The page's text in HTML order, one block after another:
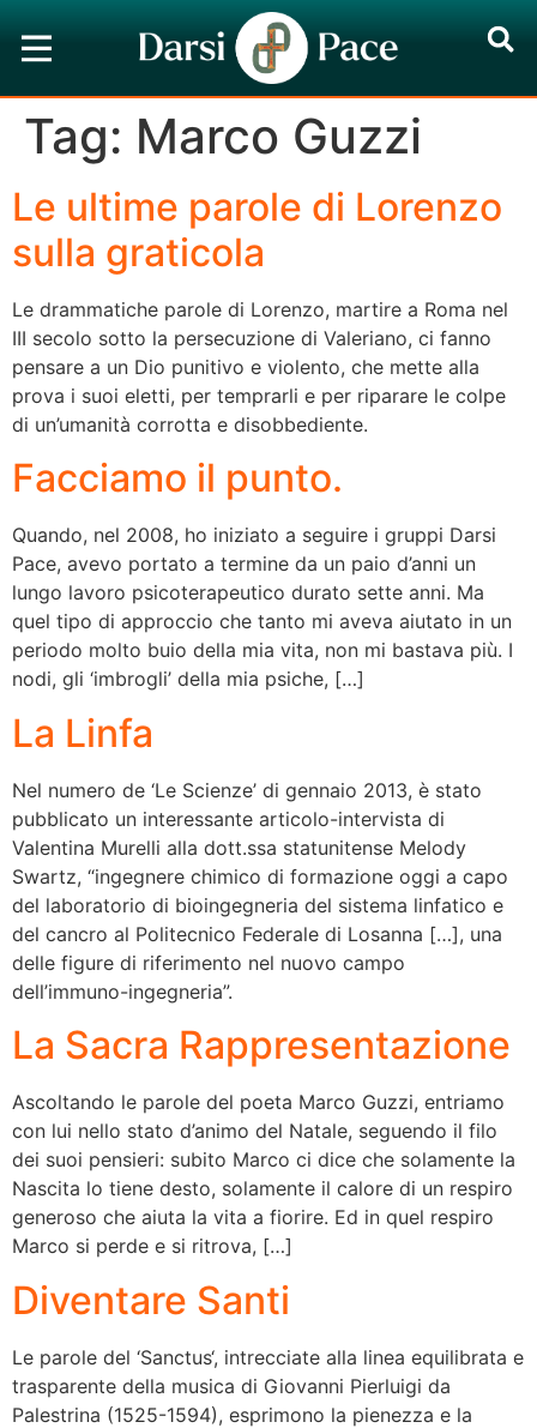
Tag: Marco Guzzi
Le ultime parole di Lorenzo
sulla graticola
Le drammatiche parole di Lorenzo, martire a Roma nel
III secolo sotto la persecuzione di Valeriano, ci fanno
pensare a un Dio punitivo e violento, che mette alla
prova i suoi eletti, per temprarli e per riparare le colpe
di un’umanità corrotta e disobbediente.
Facciamo il punto.
Quando, nel 2008, ho iniziato a seguire i gruppi Darsi
Pace, avevo portato a termine da un paio d’anni un
lungo lavoro psicoterapeutico durato sette anni. Ma
quel tipo di approccio che tanto mi aveva aiutato in un
periodo molto buio della mia vita, non mi bastava più. I
nodi, gli ‘imbrogli’ della mia psiche, […]
La Linfa
Nel numero de ‘Le Scienze’ di gennaio 2013, è stato
pubblicato un interessante articolo-intervista di
Valentina Murelli alla dott.ssa statunitense Melody
Swartz, “ingegnere chimico di formazione oggi a capo
del laboratorio di bioingegneria del sistema linfatico e
del cancro al Politecnico Federale di Losanna […], una
delle figure di riferimento nel nuovo campo
dell’immuno-ingegneria”.
La Sacra Rappresentazione
Ascoltando le parole del poeta Marco Guzzi, entriamo
con lui nello stato d’animo del Natale, seguendo il filo
dei suoi pensieri: subito Marco ci dice che solamente la
Nascita lo tiene desto, solamente il calore di un respiro
generoso che aiuta la vita a fiorire. Ed in quel respiro
Marco si perde e si ritrova, […]
Diventare Santi
Le parole del ‘Sanctus‘, intrecciate alla linea equilibrata e
trasparente della musica di Giovanni Pierluigi da
Palestrina (1525-1594), esprimono la pienezza e la